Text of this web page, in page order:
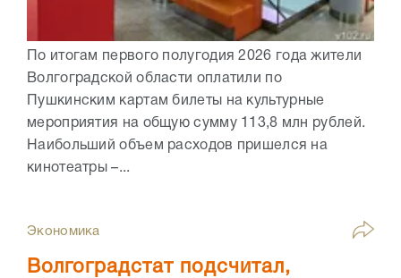
По итогам первого полугодия 2026 года жители
Волгоградской области оплатили по
Пушкинским картам билеты на культурные
мероприятия на общую сумму 113,8 млн рублей.
Наибольший объем расходов пришелся на
кинотеатры –...
Экономика
Волгоградстат подсчитал,